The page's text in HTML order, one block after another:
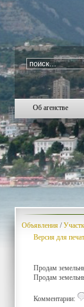
i=413
408409410
Об агенстве
Объявления /
Версия для
Продам
Продам
Комментарии: